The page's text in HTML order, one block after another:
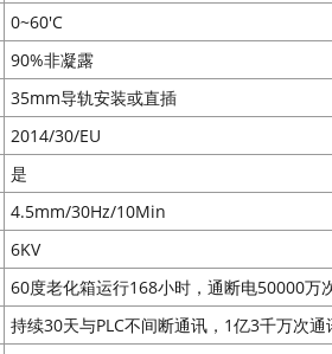
0~60'C
90%非凝露
35mm导轨安装或直插
2014/30/EU
是
4.5mm/30Hz/10Min
6KV
60度老化箱运行168小时，通断电50000万
持续30天与PLC不间断通讯，1亿3千万次通